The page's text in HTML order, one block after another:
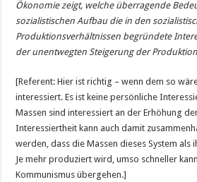
Ökonomie zeigt, welche überragende
sozialistischen Aufbau die in den
Produktionsverhältnissen begründete
der unentwegten Steigerung der
[Referent: Hier ist richtig – wenn dem so
interessiert. Es ist keine persönliche
Massen sind interessiert an der Erhöhung
Interessiertheit kann auch damit
werden, dass die Massen dieses System als
Je mehr produziert wird, umso schneller
Kommunismus übergehen.]